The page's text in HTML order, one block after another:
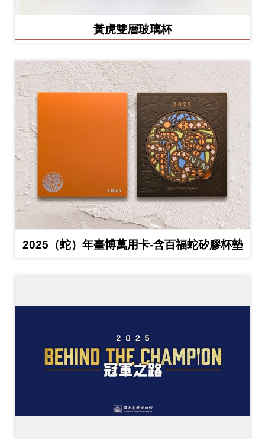
黃虎雙層玻璃杯
2025（蛇）年臺博萬用卡-含百福蛇矽膠杯墊